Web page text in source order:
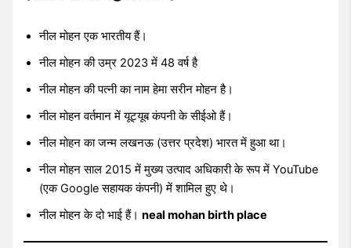
नील मोहन एक भारतीय हैं।
नील मोहन की उम्र 2023 में 48 वर्ष है
नील मोहन की पत्नी का नाम हेमा सरीन मोहन है।
नील मोहन वर्तमान में यूट्यूब कंपनी के सीईओ हैं।
नील मोहन का जन्म लखनऊ (उत्तर प्रदेश) भारत में हुआ था।
नील मोहन साल 2015 में मुख्य उत्पाद अधिकारी के रूप में YouTube
(एक Google सहायक कंपनी) में शामिल हुए थे।
नील मोहन के दो भाई हैं।neal mohan birth place